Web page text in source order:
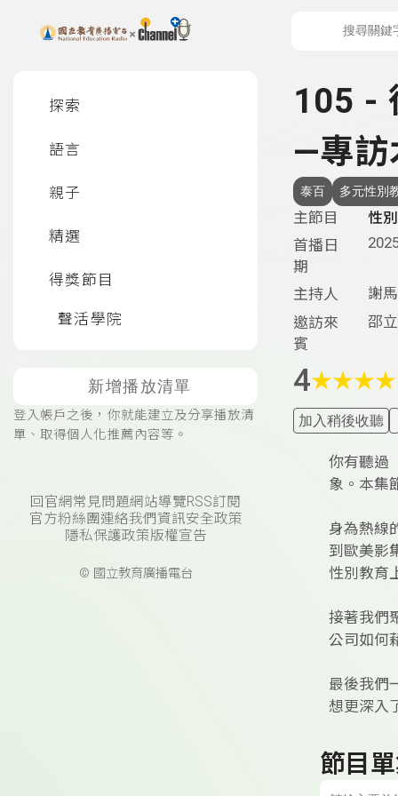
上方功能區塊
探索
語言
親子
精選
得獎節目
聲活學院
新增播放清單
登入帳戶之後，你就能建立及分享播放清
單、取得個人化推薦內容等。
回官網常見問題網站導覽RSS訂閱
官方粉絲團連絡我們 資訊安全政策
隱私保護政策版權宣告
© 國立教育廣播電台
105 -
—專訪
泰百 多元性別
主節目
性
首播日
期
主持人
謝
邀訪來
賓
邵
4★★★★
加入稍後收聽
你有聽過
象。本集
身為熱線
到歐美影
性別教育
接著我們
公司如何
最後我們
想更深入
節目